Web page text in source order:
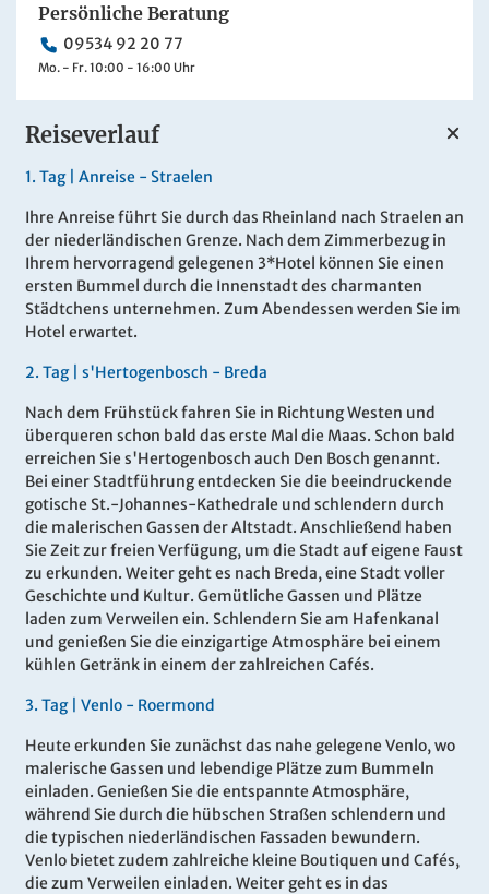
Reiseverlauf
1. Tag | Anreise - Straelen
Ihre Anreise führt Sie durch das Rheinland nach Straelen an
der niederländischen Grenze. Nach dem Zimmerbezug in
Ihrem hervorragend gelegenen 3*Hotel können Sie einen
ersten Bummel durch die Innenstadt des charmanten
Städtchens unternehmen. Zum Abendessen werden Sie im
Hotel erwartet.
2. Tag | s'Hertogenbosch - Breda
Nach dem Frühstück fahren Sie in Richtung Westen und
überqueren schon bald das erste Mal die Maas. Schon bald
erreichen Sie s'Hertogenbosch auch Den Bosch genannt.
Bei einer Stadtführung entdecken Sie die beeindruckende
gotische St.-Johannes-Kathedrale und schlendern durch
die malerischen Gassen der Altstadt. Anschließend haben
Sie Zeit zur freien Verfügung, um die Stadt auf eigene Faust
zu erkunden. Weiter geht es nach Breda, eine Stadt voller
Geschichte und Kultur. Gemütliche Gassen und Plätze
laden zum Verwei­len ein. Schlendern Sie am Hafenkanal
und genießen Sie die einzigartige Atmosphäre bei einem
kühlen Getränk in einem der zahlreichen Cafés.
3. Tag | Venlo - Roermond
Heute erkunden Sie zunächst das nahe gelegene Venlo, wo
malerische Gassen und lebendige Plätze zum Bummeln
einladen. Genießen Sie die entspannte Atmosphäre,
während Sie durch die hübschen Straßen schlendern und
die typischen niederländischen Fassaden bewundern.
Venlo bietet zudem zahlreiche kleine Boutiquen und Cafés,
die zum Verweilen einladen. Weiter geht es in das
Persönliche Beratung
09534 92 20 77
Mo. - Fr. 10:00 - 16:00 Uhr